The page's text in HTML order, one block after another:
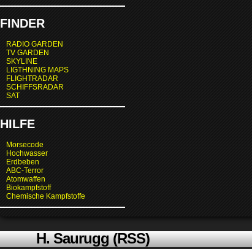
FINDER
RADIO GARDEN
TV GARDEN
SKYLINE
LIGTHNING MAPS
FLIGHTRADAR
SCHIFFSRADAR
SAT
HILFE
Morsecode
Hochwasser
Erdbeben
ABC-Terror
Atomwaffen
Biokampfstoff
Chemische Kampfstoffe
H. Saurugg (RSS)